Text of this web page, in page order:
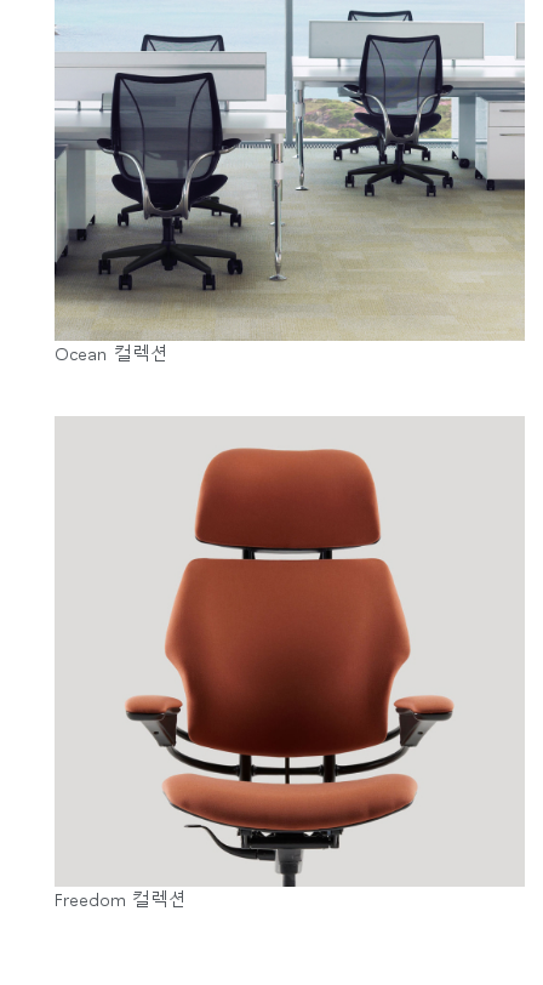
Ocean 컬렉션
Freedom 컬렉션